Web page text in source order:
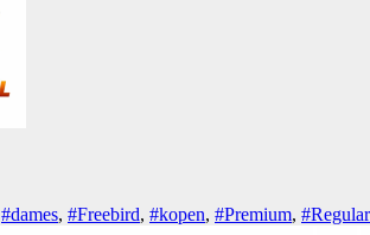
#dames, #Freebird, #kopen, #Premium, #Regular